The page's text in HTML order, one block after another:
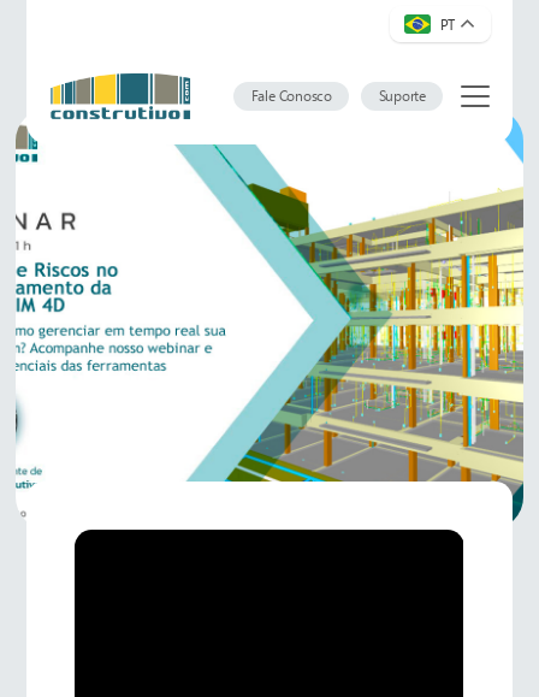
PT
Fale Conosco Suporte